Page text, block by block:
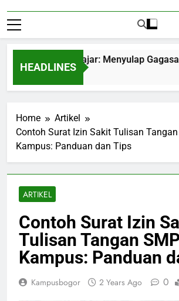
HEADLINES
Pelajar: Menyulap Gagasan
Ago
Home
Artikel
Contoh Surat Izin Sakit Tulisan
Kampus: Panduan dan Tips
ARTIKEL
Contoh Surat Izin
Tulisan Tangan
Kampus: Panduan
Kampusbogor 2 Years Ago 0